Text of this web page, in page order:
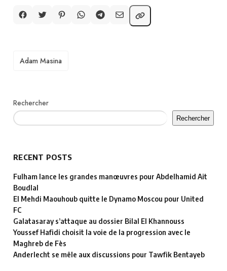
TAGS
Adam Masina
Rechercher
Rechercher
RECENT POSTS
Fulham lance les grandes manœuvres pour Abdelhamid Ait
Boudlal
El Mehdi Maouhoub quitte le Dynamo Moscou pour United
FC
Galatasaray s’attaque au dossier Bilal El Khannouss
Youssef Hafidi choisit la voie de la progression avec le
Maghreb de Fès
Anderlecht se mêle aux discussions pour Tawfik Bentayeb